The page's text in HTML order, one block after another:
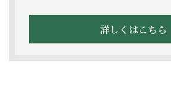
詳しくはこちら